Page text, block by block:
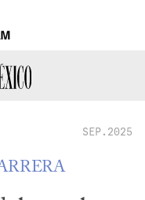
SEP.2025